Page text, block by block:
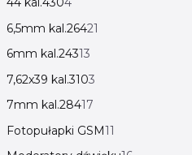
6,5mm kal.26421
6mm kal.24313
7,62x39 kal.3103
7mm kal.28417
Fotopułapki GSM11